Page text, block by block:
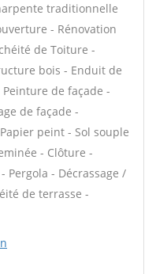
traditionnelle
- Rénovation
de Toiture -
bois - Enduit de
de façade -
de façade -
peint - Sol souple
- Clôture -
Pergola - Décrassage /
de terrasse -